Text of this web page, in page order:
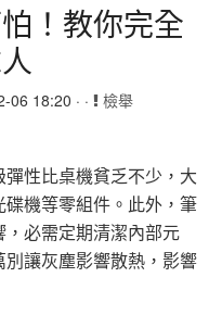
！教你完全
06 18:20 · · 檢舉
性比桌機貧乏不少，大
機等零組件。此外，筆
必需定期清潔內部元
讓灰塵影響散熱，影響